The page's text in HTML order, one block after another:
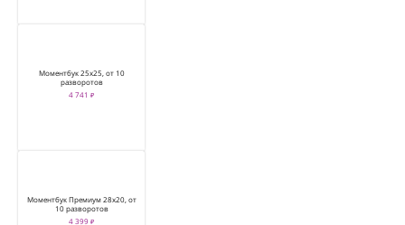
Моментбук 25х25, от 10
разворотов
4 741 ₽
Моментбук Премиум 28х20, от
10 разворотов
4 399 ₽